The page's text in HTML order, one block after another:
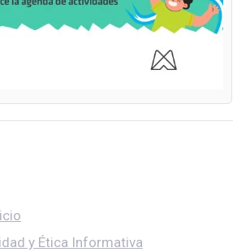
y Ética Informativa